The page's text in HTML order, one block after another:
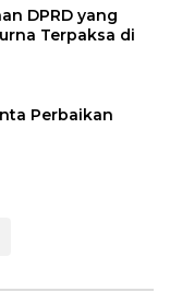
DPRD yang
Terpaksa di
Perbaikan